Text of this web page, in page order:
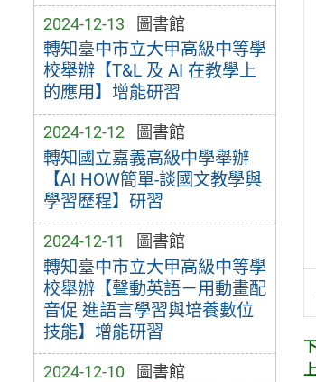
2024-12-13 圖書館
轉知臺中市立大甲高級中等學
校舉辦【T&L 及 AI 在教學上
的應用】增能研習
2024-12-12 圖書館
轉知國立嘉義高級中學舉辦
【AI HOW簡單-談國文教學與
學習歷程】研習
2024-12-11 圖書館
轉知臺中市立大甲高級中等學
校舉辦【聲動英語－用動畫配
音促 進語言學習與培養數位
技能】增能研習
2024-12-10 圖書館